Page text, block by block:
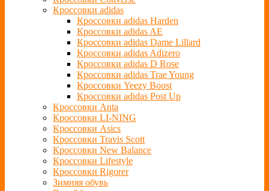
Кроссовки adidas
Кроссовки adidas Harden
Кроссовки adidas AE
Кроссовки adidas Dame Lillard
Кроссовки adidas Adizero
Кроссовки adidas D Rose
Кроссовки adidas Trae Young
Кроссовки Yeezy Boost
Кроссовки adidas Post Up
Кроссовки Anta
Кроссовки LI-NING
Кроссовки Asics
Кроссовки Travis Scott
Кроссовки New Balance
Кроссовки Lifestyle
Кроссовки Rigorer
Зимняя обувь